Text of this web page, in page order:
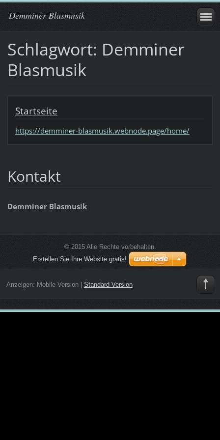
Demminer Blasmusik
Schlagwort: Demminer
Blasmusik
Startseite
https://demminer-blasmusik.webnode.page/home/
Kontakt
Demminer Blasmusik
© 2015 Alle Rechte vorbehalten.
Erstellen Sie Ihre Website gratis!
Anzeigen: Mobile Version| Standard Version